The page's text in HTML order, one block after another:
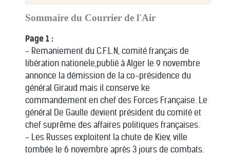
Sommaire du Courrier de l'Air
Page 1 :
- Remaniement du C.F.L.N, comité français de
libération nationele,publié à Alger le 9 novembre
annonce la démission de la co-présidence du
général Giraud mais il conserve ke
commandement en chef des Forces Française. Le
général De Gaulle devient président du comité et
chef suprême des affaires politiques françaises.
- Les Russes exploitent la chute de Kiev, ville
tombée le 6 novembre après 3 jours de combats.